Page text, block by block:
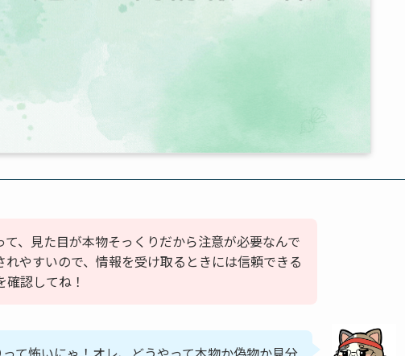
て、見た目が本物そっくりだから注意が必要なんで
れやすいので、情報を受け取るときには信頼できる
認してね！